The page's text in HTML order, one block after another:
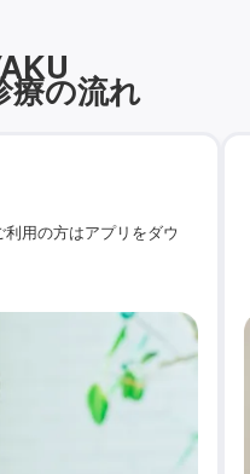
療の流れ
用の方はアプリをダウ